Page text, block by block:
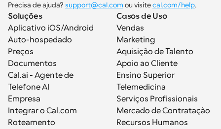
Precisa de ajuda? support@cal.com ou visite cal.com/help.
Soluções
Aplicativo iOS/Android
Auto-hospedado
Preços
Documentos
Cal.ai - Agente de
Telefone AI
Empresa
Integrar o Cal.com
Roteamento
Casos de Uso
Vendas
Marketing
Aquisição de Talento
Apoio ao Cliente
Ensino Superior
Telemedicina
Serviços Profissionais
Mercado de Contratação
Recursos Humanos